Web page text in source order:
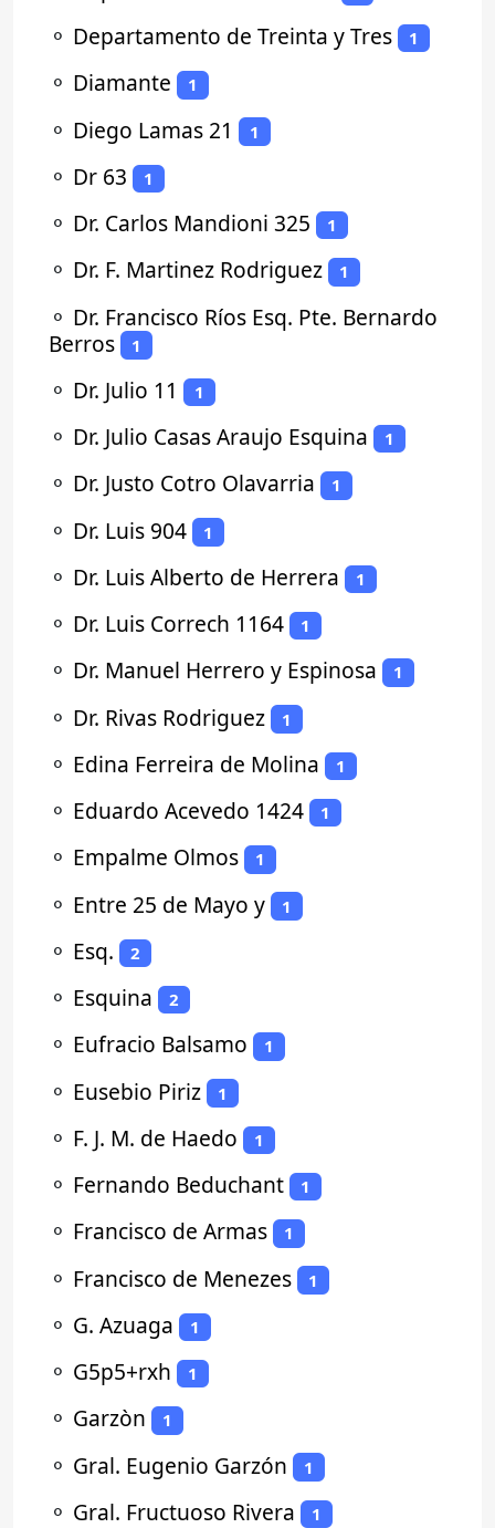
⚬ Departamento de Treinta y Tres 1
⚬ Diamante 1
⚬ Diego Lamas 21 1
⚬ Dr 63 1
⚬ Dr. Carlos Mandioni 325 1
⚬ Dr. F. Martinez Rodriguez 1
⚬ Dr. Francisco Ríos Esq. Pte. Bernardo
Berros
1
⚬ Dr. Julio 11 1
⚬ Dr. Julio Casas Araujo Esquina 1
⚬ Dr. Justo Cotro Olavarria 1
⚬ Dr. Luis 904 1
⚬ Dr. Luis Alberto de Herrera 1
⚬ Dr. Luis Correch 1164 1
⚬ Dr. Manuel Herrero y Espinosa 1
⚬ Dr. Rivas Rodriguez 1
⚬ Edina Ferreira de Molina 1
⚬ Eduardo Acevedo 1424 1
⚬ Empalme Olmos 1
⚬ Entre 25 de Mayo y 1
⚬ Esq. 2
⚬ Esquina 2
⚬ Eufracio Balsamo 1
⚬ Eusebio Piriz 1
⚬ F. J. M. de Haedo 1
⚬ Fernando Beduchant 1
⚬ Francisco de Armas 1
⚬ Francisco de Menezes 1
⚬ G. Azuaga 1
⚬ G5p5+rxh 1
⚬ Garzòn 1
⚬ Gral. Eugenio Garzón 1
⚬ Gral. Fructuoso Rivera 1